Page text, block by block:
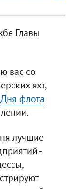
Главы
вас со
яхт,
Дня флота
лучшие
-